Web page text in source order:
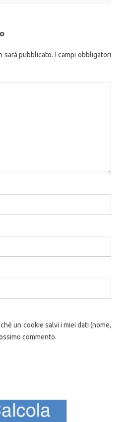
sarà pubblicato. I campi obbligatori
un cookie salvi i miei dati (nome,
commento.